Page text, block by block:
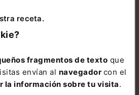
receta.
fragmentos de texto que
envían al navegador con el
la información sobre tu visita.
precio especial
para que domines
todas las